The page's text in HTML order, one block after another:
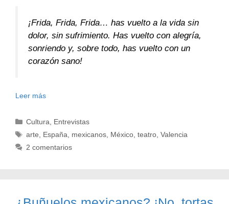
¡Frida, Frida, Frida… has vuelto a la vida sin
dolor, sin sufrimiento. Has vuelto con alegría,
sonriendo y, sobre todo, has vuelto con un
corazón sano!
Leer más
Categorías
Cultura, Entrevistas
Etiquetas
arte, España, mexicanos, México,teatro,Valencia
2 comentarios